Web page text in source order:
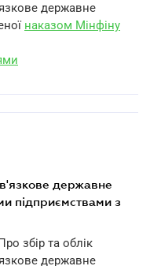
державне
наказом Мінфіну
підприємствами з
збір та облік
державне